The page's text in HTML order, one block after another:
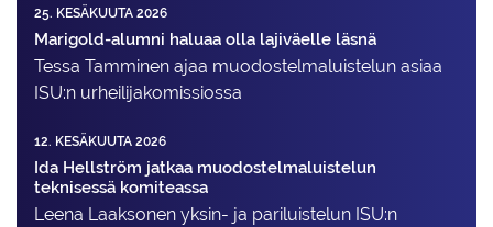
25. KESÄKUUTA 2026
Marigold-alumni haluaa olla lajiväelle läsnä
Tessa Tamminen ajaa muodostelma­luistelun asiaa
ISU:n urheilija­komissiossa
12. KESÄKUUTA 2026
Ida Hellström jatkaa muodostelmaluistelun
teknisessä komiteassa
Leena Laaksonen yksin- ja pariluistelun ISU:n